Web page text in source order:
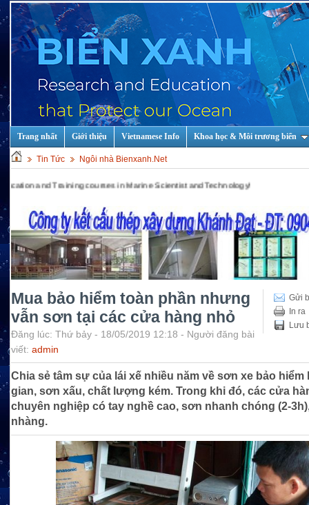
Trang nhất Giới thiệu Vietnamese Info Khoa học & Môi trương biển
Tin Tức Ngôi nhà Bienxanh.Net
Training courses in Marine Scientist and Technology!
Gửi
In ra
Lưu
Mua bảo hiểm toàn phần nhưng
vẫn sơn tại các cửa hàng nhỏ
Đăng lúc: Thứ bảy - 18/05/2019 12:18 - Người đăng bài
viết: admin
Chia sẻ tâm sự của lái xế nhiều năm về sơn xe bảo hiểm
gian, sơn xấu, chất lượng kém. Trong khi đó, các cửa
chuyên nghiệp có tay nghề cao, sơn nhanh chóng (2-
nhàng.